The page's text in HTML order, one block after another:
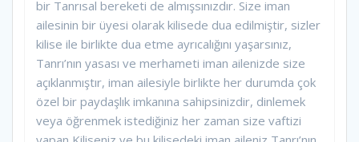
bir Tanrısal bereketi de almışsınızdır. Size iman
ailesinin bir üyesi olarak kilisede dua edilmiştir, sizler
kilise ile birlikte dua etme ayrıcalığını yaşarsınız,
Tanrı’nın yasası ve merhameti iman ailenizde size
açıklanmıştır, iman ailesiyle birlikte her durumda çok
özel bir paydaşlık imkanına sahipsinizdir, dinlemek
veya öğrenmek istediğiniz her zaman size vaftizi